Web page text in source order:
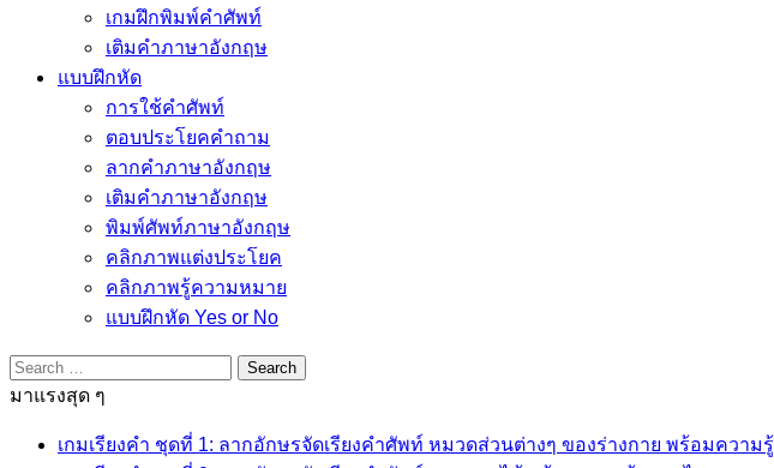
เกมฝึกพิมพ์คำศัพท์
เติมคำภาษาอังกฤษ
แบบฝึกหัด
การใช้คำศัพท์
ตอบประโยคคำถาม
ลากคำภาษาอังกฤษ
เติมคำภาษาอังกฤษ
พิมพ์ศัพท์ภาษาอังกฤษ
คลิกภาพแต่งประโยค
คลิกภาพรู้ความหมาย
แบบฝึกหัด Yes or No
Search
for:
มาแรงสุด ๆ
เกมเรียงคำ ชุดที่ 1: ลากอักษรจัดเรียงคำศัพท์ หมวดส่วนต่างๆ ของร่างกาย พร้อมความรู้